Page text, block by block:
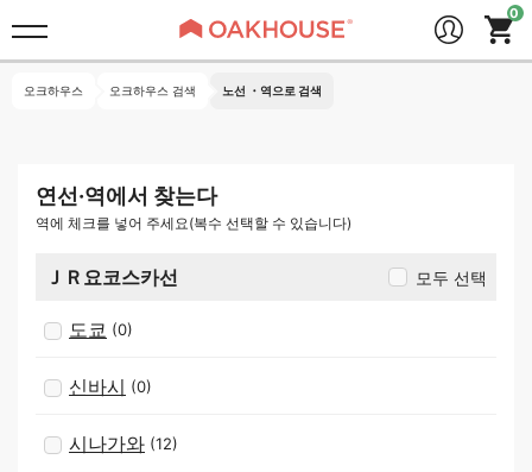
오크하우스 오크하우스 검색 노선 ・역으로 검색
연선·역에서 찾는다
역에 체크를 넣어 주세요(복수 선택할 수 있습니다)
ＪＲ요코스카선 모두 선택
도쿄 (0)
신바시 (0)
시나가와 (12)